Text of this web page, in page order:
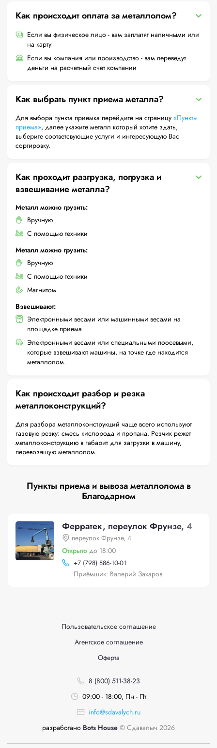
Как происходит оплата за металлолом?
Если вы физическое лицо - вам заплатят наличными или
на карту
Если вы компания или производство - вам переведут
деньги на расчетный счет компании
Как выбрать пункт приема металла?
Для выбора пункта приемка перейдите на страницу «Пункты
приема», далее укажите металл который хотите здать,
выберите соответсвующие услуги и интересующую Вас
сортировку.
Как проходит разгрузка, погрузка и
взвешивание металла?
Металл можно грузить:
Вручную
С помощью техники
Металл можно грузить:
Вручную
С помощью техники
Магнитом
Взвешивают:
Электронными весами или машинными весами на
площадке приема
Электронными весами или специальными поосевыми,
которые взвешивают машины, на точке где находится
металлолом.
Как происходит разбор и резка
металлоконструкций?
Для разбора металлоконструкций чаще всего используют
газовую резку: смесь кислорода и пропана. Резчик режет
металлоконструкцию в габарит для загрузки в машину,
перевозящую металлолом.
Пункты приема и вывоза металлолома в
Благодарном
Ферратек, переулок Фрунзе, 4
переулок Фрунзе, 4
Открыто до 18:00
+7 (798) 886-10-01
Приёмщик: Валерий Захаров
Пользовательское соглашение
Агентское соглашение
Оферта
8 (800) 511-38-23
09:00 - 18:00, Пн - Пт
info@sdavalych.ru
разработано Bots House © Сдавалыч 2026